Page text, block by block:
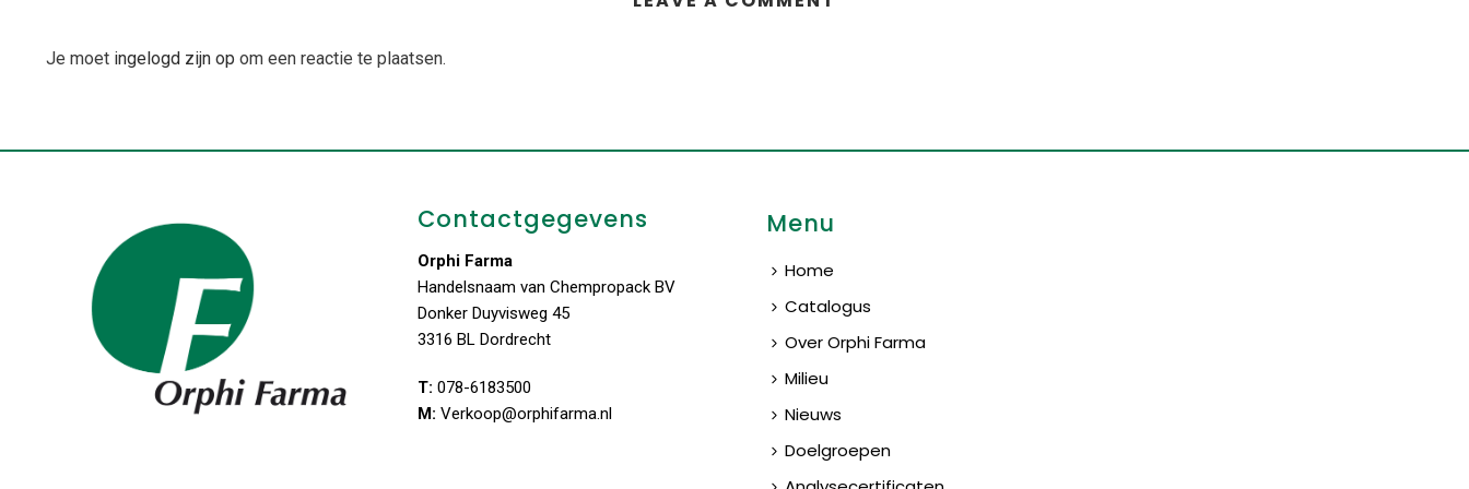
Je moet ingelogd zijn op om een reactie te plaatsen.
Contactgegevens
Orphi Farma
Handelsnaam van Chempropack BV
Donker Duyvisweg 45
3316 BL Dordrecht
T: 078-6183500
M: Verkoop@orphifarma.nl
Menu
Home
Catalogus
Over Orphi Farma
Milieu
Nieuws
Doelgroepen